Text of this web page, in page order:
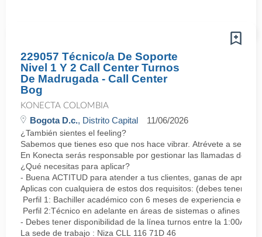
229057 Técnico/a De Soporte
Nivel 1 Y 2 Call Center Turnos
De Madrugada - Call Center
Bog
KONECTA COLOMBIA
Bogota D.c., Distrito Capital 11/06/2026
¿También sientes el feeling?
Sabemos que tienes eso que nos hace vibrar. Atrévete a ser
En Konecta serás responsable por gestionar las llamadas de
¿Qué necesitas para aplicar?
- Buena ACTITUD para atender a tus clientes, ganas de
Aplicas con cualquiera de estos dos requisitos: (debes tener
Perfil 1: Bachiller académico con 6 meses de experiencia en
Perfil 2:Técnico en adelante en áreas de sistemas o afines
- Debes tener disponibilidad de la línea turnos entre la 1:00AM
La sede de trabajo : Niza CLL 116 71D 46